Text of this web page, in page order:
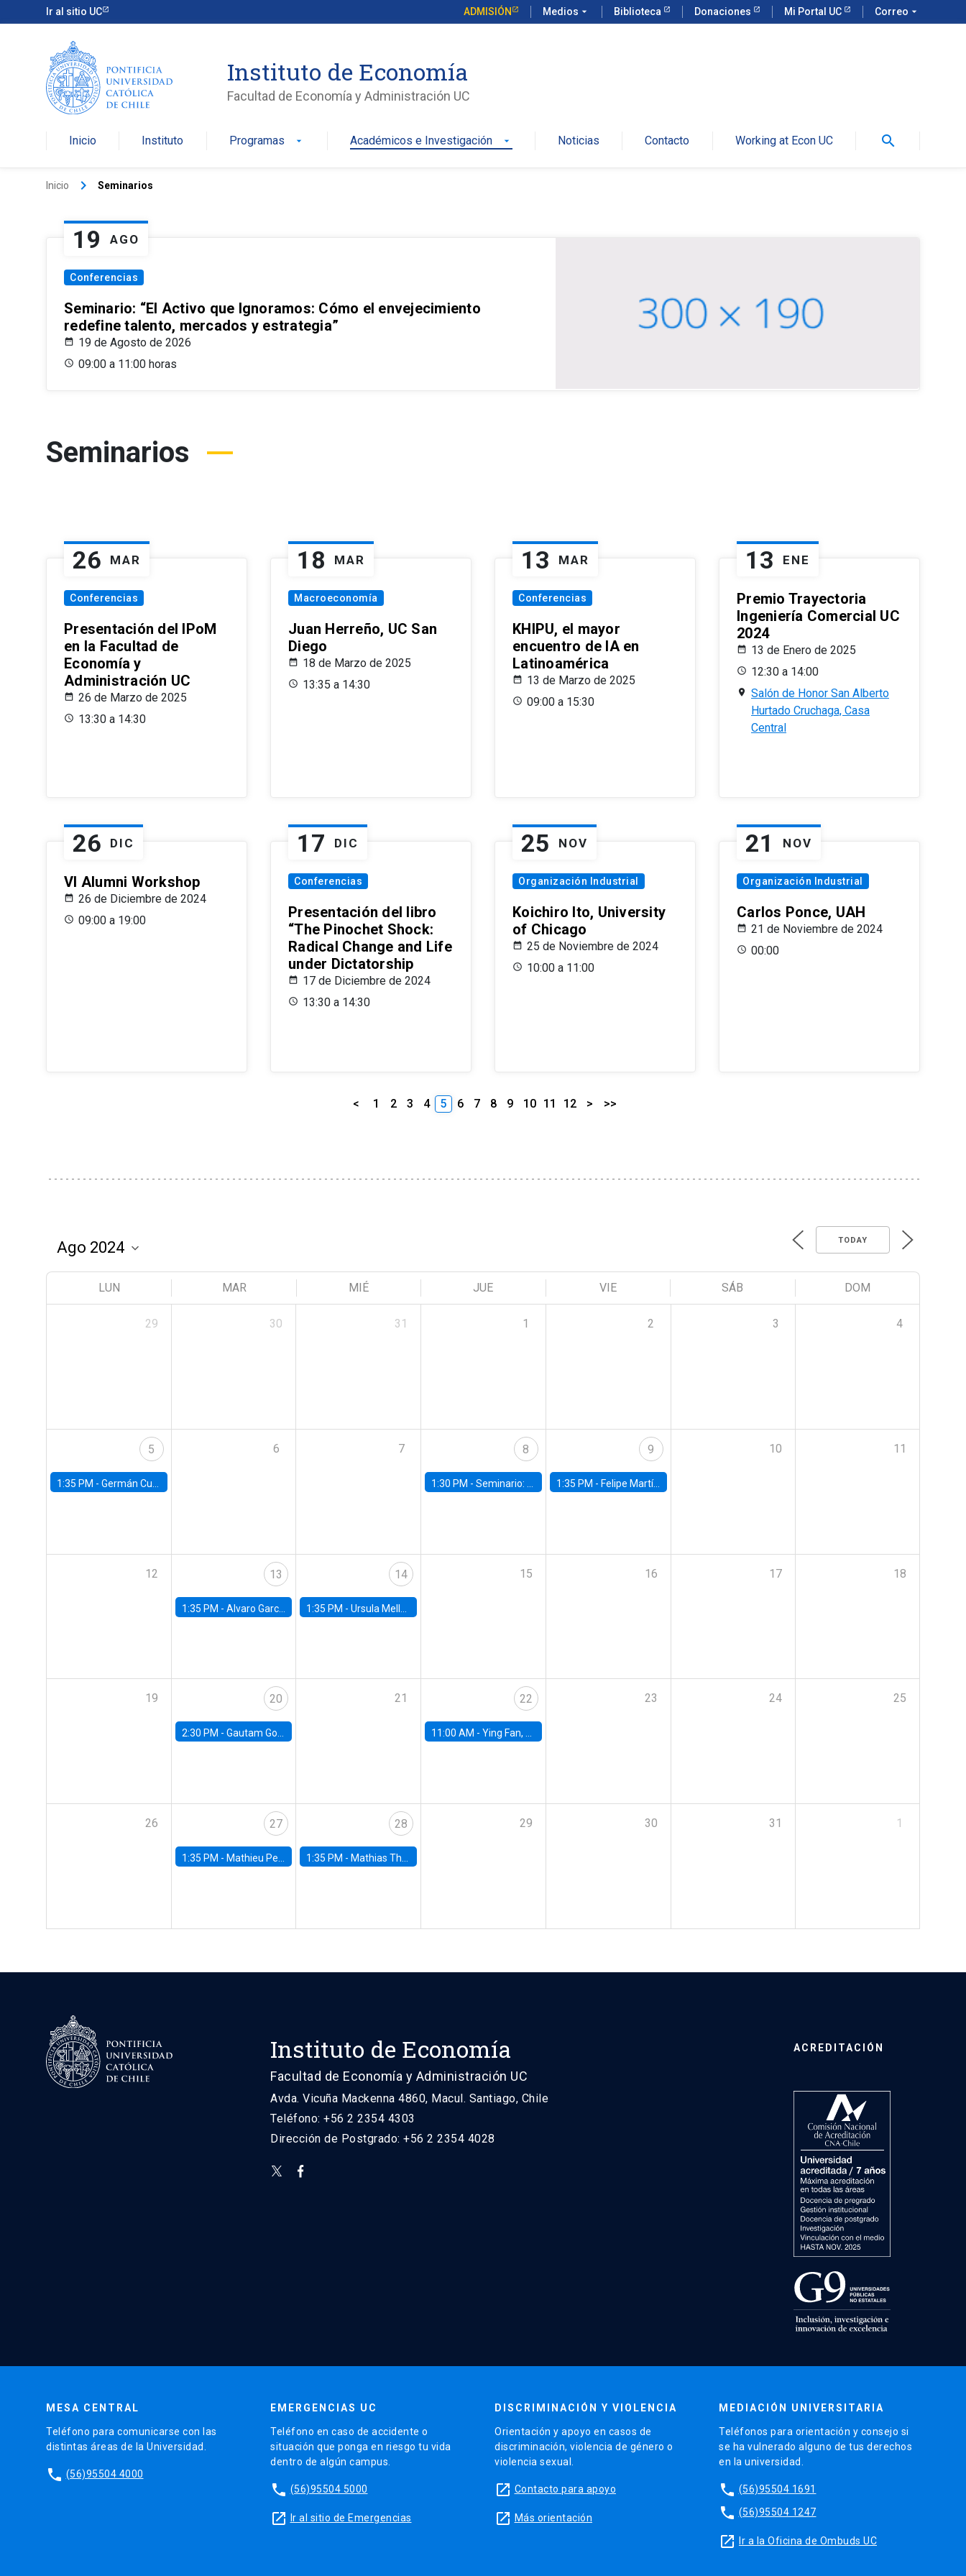
Ir al sitio UC ADMISIÓN Medios arrow_drop_down Biblioteca Donaciones Mi Portal UC Correo arrow_drop_down
Instituto de Economía
Facultad de Economía y Administración UC
Inicio Instituto Programas arrow_drop_down Académicos e Investigación arrow_drop_down Noticias Contacto Working at Econ UC search
Inicio keyboard_arrow_right Seminarios
19 AGO
Conferencias
Seminario: “El Activo que Ignoramos: Cómo el envejecimiento
redefine talento, mercados y estrategia”
19 de Agosto de 2026
09:00 a 11:00 horas
Seminarios
26 MAR
Conferencias
Presentación del IPoM
en la Facultad de
Economía y
Administración UC
26 de Marzo de 2025
13:30 a 14:30
18 MAR
Macroeconomía
Juan Herreño, UC San
Diego
18 de Marzo de 2025
13:35 a 14:30
13 MAR
Conferencias
KHIPU, el mayor
encuentro de IA en
Latinoamérica
13 de Marzo de 2025
09:00 a 15:30
13 ENE
Premio Trayectoria
Ingeniería Comercial UC
2024
13 de Enero de 2025
12:30 a 14:00
Salón de Honor San Alberto
Hurtado Cruchaga, Casa
Central
26 DIC
VI Alumni Workshop
26 de Diciembre de 2024
09:00 a 19:00
17 DIC
Conferencias
Presentación del libro
“The Pinochet Shock:
Radical Change and Life
under Dictatorship
17 de Diciembre de 2024
13:30 a 14:30
25 NOV
Organización Industrial
Koichiro Ito, University
of Chicago
25 de Noviembre de 2024
10:00 a 11:00
21 NOV
Organización Industrial
Carlos Ponce, UAH
21 de Noviembre de 2024
00:00
< 1 2 3 4 5 6 7 8 9 10 11 12 > >>
TODAY
LUN MAR MIÉ JUE VIE SÁB DOM
29 30 31 1 2 3 4
5
1:35 PM - Germán Cubas, University of Houston
6 7 8
1:30 PM -Seminario: “Recuperando la humanidad para progresar en la era de la IA»
9
1:35 PM - Felipe Martínez, alumno Doctorado en Economía UC
10 11
12 13
1:35 PM - Alvaro Garcia-Marin, Universidad de Los Andes
14
1:35 PM -Ursula Mello, Insper - Institute of Education and Research
15 16 17 18
19 20
2:30 PM - Gautam Gowrisankaran, Columbia University
21 22
11:00 AM -Ying Fan, University of Michigan
23 24 25
26 27
1:35 PM - Mathieu Pedemonte, IDB
28
1:35 PM - Mathias Thoenig, University of Lausanne
29 30 31 1
Instituto de Economía
Facultad de Economía y Administración UC
Avda. Vicuña Mackenna 4860, Macul. Santiago, Chile
Teléfono: +56 2 2354 4303
Dirección de Postgrado: +56 2 2354 4028
ACREDITACIÓN
MESA CENTRAL
Teléfono para comunicarse con las
distintas áreas de la Universidad.
phone (56)95504 4000
EMERGENCIAS UC
Teléfono en caso de accidente o
situación que ponga en riesgo tu vida
dentro de algún campus.
phone (56)95504 5000
launch Ir al sitio de Emergencias
DISCRIMINACIÓN Y VIOLENCIA
Orientación y apoyo en casos de
discriminación, violencia de género o
violencia sexual.
launch Contacto para apoyo
launch Más orientación
MEDIACIÓN UNIVERSITARIA
Teléfonos para orientación y consejo si
se ha vulnerado alguno de tus derechos
en la universidad.
phone (56)95504 1691
phone (56)95504 1247
launch Ir a la Oficina de Ombuds UC